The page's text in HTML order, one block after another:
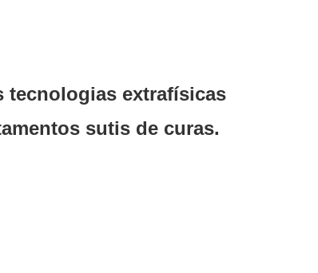
tecnologias extrafísicas
sutis de curas.